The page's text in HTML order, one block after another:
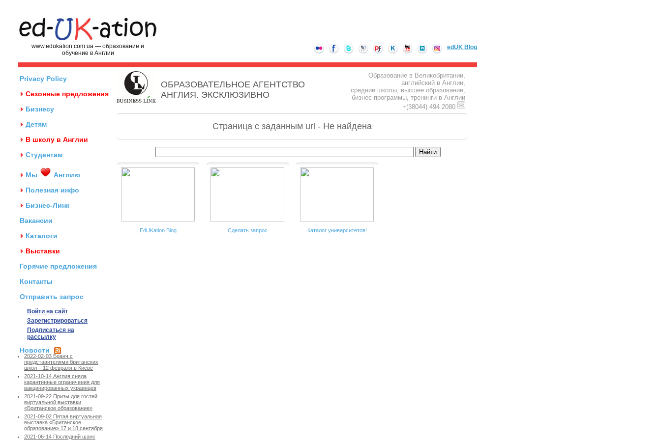
www.edukation.com.ua — образование и
обучение в Англии
edUK Blog
Privacy Policy
Сезонные предложения
Бизнесу
Детям
В школу в Англии
Студентам
Мы
Англию
Полезная инфо
Бизнес-Линк
Вакансии
Каталоги
Выставки
Горячие предложения
Контакты
Отправить запрос
Войти на сайт
Зарегистрироваться
Подписаться на
рассылку
Новости
2022-02-03 Бранч с
представителями британских
школ – 12 февраля в Киеве
2021-10-14 Англия сняла
карантинные ограничения для
вакцинированных украинцев
2021-09-22 Призы для гостей
виртуальной выставки
«Британское образование»
2021-09-02 Пятая виртуальная
выставка «Британское
образование» 17 и 18 сентября
2021-06-14 Последний шанс
ОБРАЗОВАТЕЛЬНОЕ АГЕНТСТВО
АНГЛИЯ. ЭКСКЛЮЗИВНО
Образование в Великобритании,
английский в Англии,
средние школы, высшее образование,
бизнес-программы, тренинги в Англии
+(38044) 494 2080
Страница с заданным url - Не найдена
EdUKation Blog Сделать запрос Каталог университетов!